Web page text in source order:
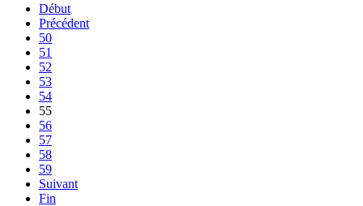
Début
Précédent
50
51
52
53
54
55
56
57
58
59
Suivant
Fin